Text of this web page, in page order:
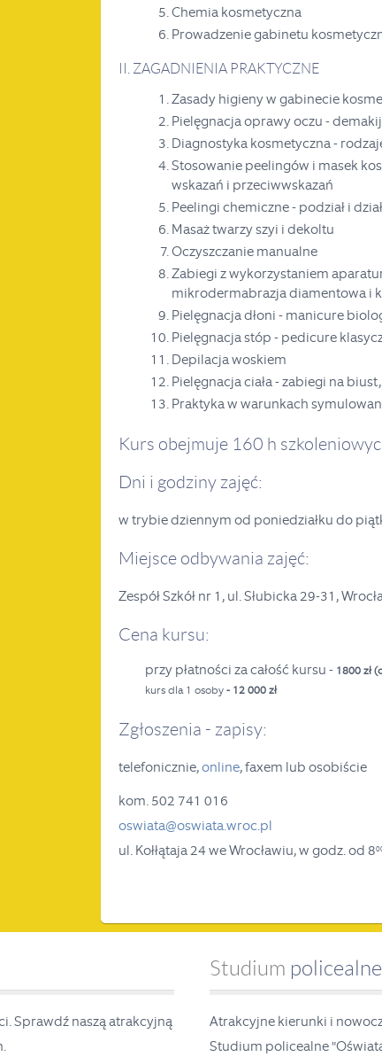
Chemia kosmetyczna
Prowadzenie gabinetu
II. ZAGADNIENIA PRAKTYCZNE
Zasady higieny w gabinecie
Pielęgnacja oprawy oczu -
Diagnostyka kosmetyczna -
Stosowanie peelingów i masek
wskazań i przeciwwskazań
Peelingi chemiczne - podział i
Masaż twarzy szyi i dekoltu
Oczyszczanie manualne
Zabiegi z wykorzystaniem
mikrodermabrazja diamentowa i
Pielęgnacja dłoni - manicure
Pielęgnacja stóp - pedicure
Depilacja woskiem
Pielęgnacja ciała - zabiegi na
Praktyka w warunkach
Kurs obejmuje 160 h
Dni i godziny zajęć:
w trybie dziennym od poniedziałku do
Miejsce odbywania zajęć:
Zespół Szkół nr 1, ul. Słubicka 29-31,
Cena kursu:
przy płatności za całość kursu - 1800 zł
kurs dla 1 osoby- 12 000 zł
Zgłoszenia - zapisy:
telefonicznie,online, faxem lub osobiście
kom. 502 741 016
oswiata@oswiata.wroc.pl
ul. Kołłątaja 24 we Wrocławiu,w godz. od 8
Sprawdź naszą atrakcyjną
Studium policealne
Atrakcyjne kierunki i
Studium policealne